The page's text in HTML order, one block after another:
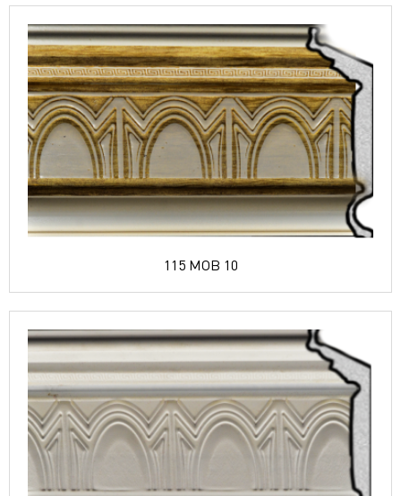
115 MOB 10